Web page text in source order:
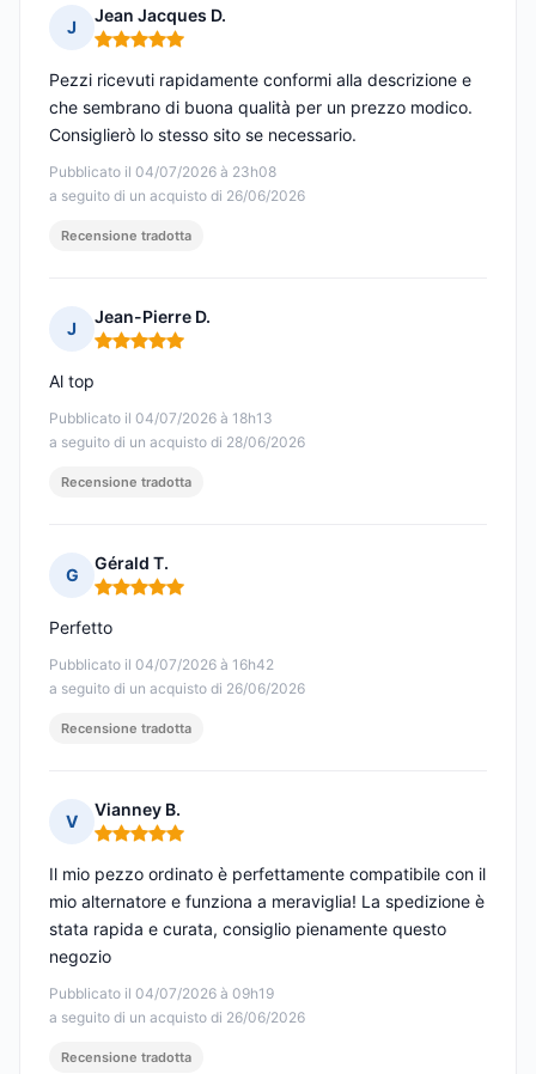
J
Jean Jacques D.
Nota: 5 su 5
Pubblicato il 04/07/2026 à 23h08
a seguito di un acquisto di 26/06/2026
Pezzi ricevuti rapidamente conformi alla descrizione e
che sembrano di buona qualità per un prezzo modico.
Consiglierò lo stesso sito se necessario.
Recensione tradotta
J
Jean-Pierre D.
Nota: 5 su 5
Pubblicato il 04/07/2026 à 18h13
a seguito di un acquisto di 28/06/2026
Al top
Recensione tradotta
G
Gérald T.
Nota: 5 su 5
Pubblicato il 04/07/2026 à 16h42
a seguito di un acquisto di 26/06/2026
Perfetto
Recensione tradotta
V
Vianney B.
Nota: 5 su 5
Pubblicato il 04/07/2026 à 09h19
a seguito di un acquisto di 26/06/2026
Il mio pezzo ordinato è perfettamente compatibile con il
mio alternatore e funziona a meraviglia! La spedizione è
stata rapida e curata, consiglio pienamente questo
negozio
Recensione tradotta